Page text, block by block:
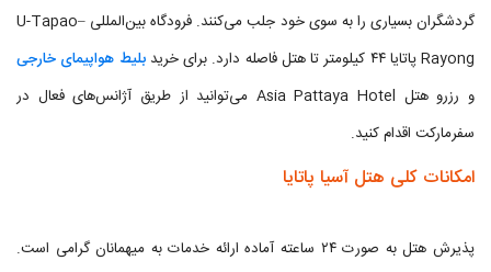
گردشگران بسیاری را به سوی خود جلب می‌کنند. فرودگاه بین‌المللی U-Tapao–
Rayong پاتایا ۴۴ کیلومتر تا هتل فاصله دارد. برای خرید
بلیط هواپیمای خارجی
و رزرو هتل Asia Pattaya Hotel می‌توانید از طریق آژانس‌های فعال در
سفرمارکت اقدام کنید.
امکانات کلی هتل آسیا پاتایا
پذیرش هتل به صورت ۲۴ ساعته آماده ارائه خدمات به میهمانان گرامی است.